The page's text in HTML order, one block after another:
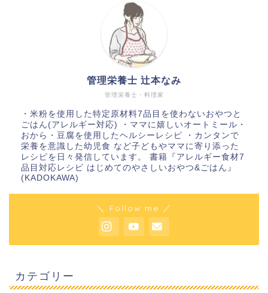
管理栄養士・料理家
管理栄養士 辻本なみ
・米粉を使用した特定原材料7品目を使わないおやつと
ごはん(アレルギー対応) ・ママに嬉しいオートミール・
おから・豆腐を使用したヘルシーレシピ ・カンタンで
栄養を意識した幼児食 など子どもやママに寄り添った
レシピを日々発信しています。 書籍『アレルギー食材7
品目対応レシピ はじめてのやさしいおやつ&ごはん』
(KADOKAWA)
＼ Follow me ／
カテゴリー